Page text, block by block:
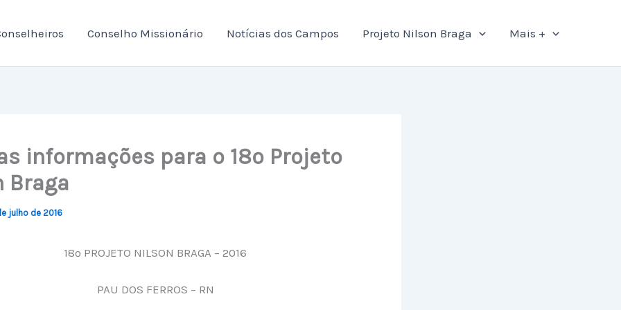
Conselho Missionário Notícias dos Campos Projeto Nilson Braga Mais +
informações para o 18º Projeto
Braga
julho de 2016
18º PROJETO NILSON BRAGA – 2016
PAU DOS FERROS – RN